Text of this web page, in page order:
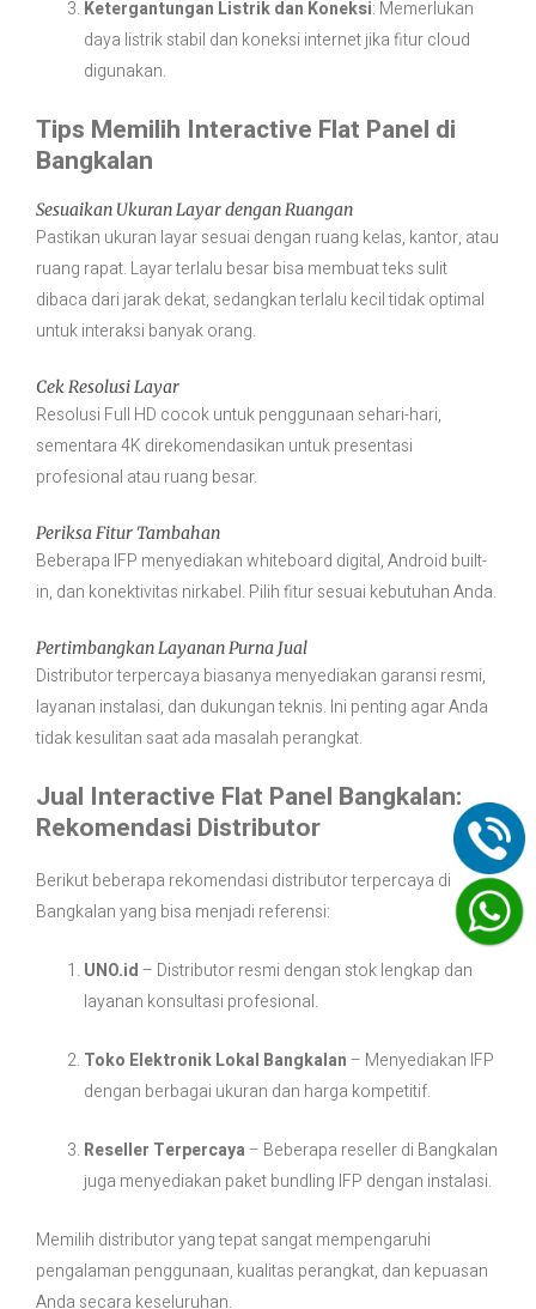
Ketergantungan Listrik dan Koneksi: Memerlukan
daya listrik stabil dan koneksi internet jika fitur cloud
digunakan.
Tips Memilih Interactive Flat Panel di
Bangkalan
Sesuaikan Ukuran Layar dengan Ruangan
Pastikan ukuran layar sesuai dengan ruang kelas, kantor, atau
ruang rapat. Layar terlalu besar bisa membuat teks sulit
dibaca dari jarak dekat, sedangkan terlalu kecil tidak optimal
untuk interaksi banyak orang.
Cek Resolusi Layar
Resolusi Full HD cocok untuk penggunaan sehari-hari,
sementara 4K direkomendasikan untuk presentasi
profesional atau ruang besar.
Periksa Fitur Tambahan
Beberapa IFP menyediakan whiteboard digital, Android built-
in, dan konektivitas nirkabel. Pilih fitur sesuai kebutuhan Anda.
Pertimbangkan Layanan Purna Jual
Distributor terpercaya biasanya menyediakan garansi resmi,
layanan instalasi, dan dukungan teknis. Ini penting agar Anda
tidak kesulitan saat ada masalah perangkat.
Jual Interactive Flat Panel Bangkalan:
Rekomendasi Distributor
Berikut beberapa rekomendasi distributor terpercaya di
Bangkalan yang bisa menjadi referensi:
UNO.id– Distributor resmi dengan stok lengkap dan
layanan konsultasi profesional.
Toko Elektronik Lokal Bangkalan– Menyediakan IFP
dengan berbagai ukuran dan harga kompetitif.
Reseller Terpercaya– Beberapa reseller di Bangkalan
juga menyediakan paket bundling IFP dengan instalasi.
Memilih distributor yang tepat sangat mempengaruhi
pengalaman penggunaan, kualitas perangkat, dan kepuasan
Anda secara keseluruhan.